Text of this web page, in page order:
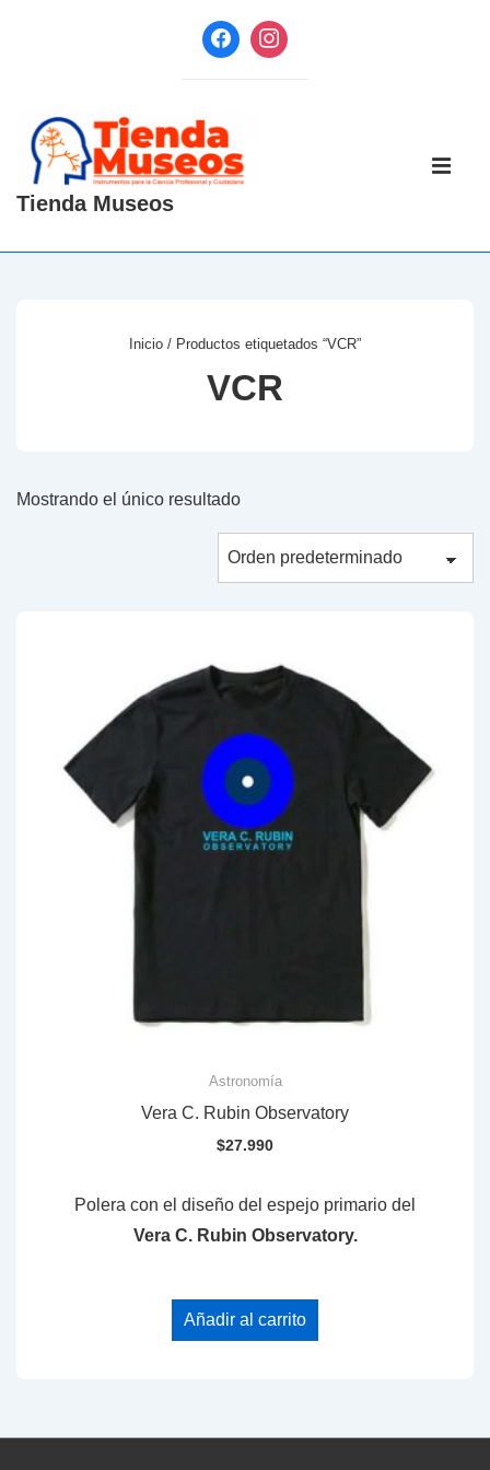
principal
Tienda Museos
Inicio / Productos etiquetados “VCR”
VCR
Mostrando el único resultado
Astronomía
Vera C. Rubin Observatory
$27.990
Polera con el diseño del espejo primario del
Vera C. Rubin Observatory.
Añadir al carrito